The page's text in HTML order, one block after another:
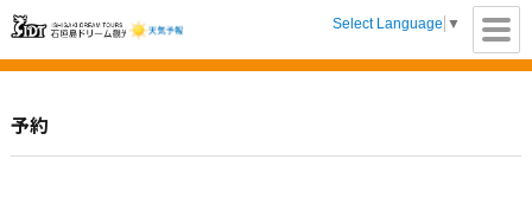
リーム観光 |八重山
の離島観光ツアー
Select Language ▼
予約